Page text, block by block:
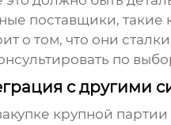
поставщики, такие
о том, что они
по
с другими
крупной